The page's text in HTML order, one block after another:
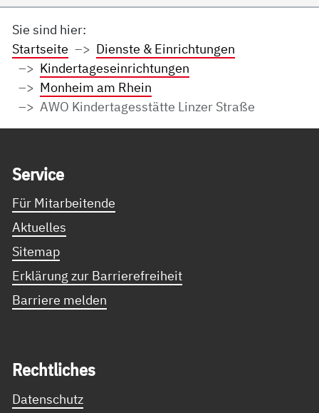
Sie sind hier:
Startseite
Dienste & Einrichtungen
Kindertageseinrichtungen
Monheim am Rhein
AWO Kindertagesstätte Linzer Straße
Ser­vice
Für Mitarbeitende
Aktuelles
Sitemap
Erklärung zur Barrierefreiheit
Barriere melden
Recht­li­ches
Datenschutz